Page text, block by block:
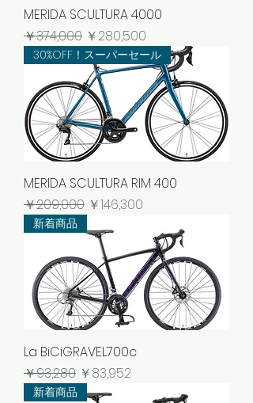
MERIDA SCULTURA 4000
通常価格
￥374,000 セール価格
￥280,500
30%OFF！スーパーセール
MERIDA SCULTURA RIM 400
通常価格
￥209,000 セール価格
￥146,300
新着商品
La BiCiGRAVEL700c
通常価格
￥93,280 セール価格
￥83,952
新着商品